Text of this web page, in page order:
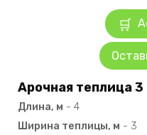
Арочная теплица
Длина, м - 4
Ширина теплицы, м - 3